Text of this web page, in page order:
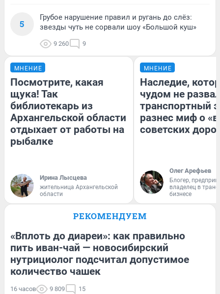
5
Грубое нарушение правил и ругань до слёз:
звезды чуть не сорвали шоу «Большой куш»
9 260 9
МНЕНИЕ
Посмотрите, какая
щука! Так
библиотекарь из
Архангельской области
отдыхает от работы на
рыбалке
Ирина Лысцева
жительница Архангельской
области
МНЕНИЕ
Наследие,
чудом не
транспортный
разнес миф о
советских
Олег Арефьев
Блогер,
владелец в
бизнесе
РЕКОМЕНДУЕМ
«Вплоть до диареи»: как правильно
пить иван-чай — новосибирский
нутрициолог подсчитал допустимое
количество чашек
16 часов 9 809 15